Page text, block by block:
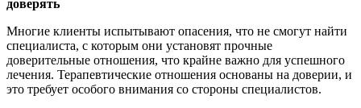
доверять
Многие клиенты испытывают опасения, что не смогут найти
специалиста, с которым они установят прочные
доверительные отношения, что крайне важно для успешного
лечения. Терапевтические отношения основаны на доверии, и
это требует особого внимания со стороны специалистов.